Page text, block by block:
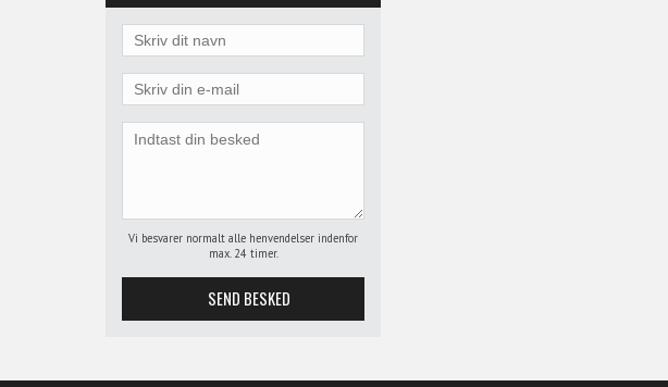
Vi besvarer normalt alle henvendelser indenfor
max. 24 timer.